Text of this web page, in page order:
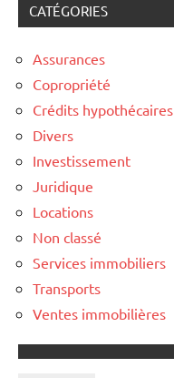
CATÉGORIES
Assurances
Copropriété
Crédits hypothécaires
Divers
Investissement
Juridique
Locations
Non classé
Services immobiliers
Transports
Ventes immobilières